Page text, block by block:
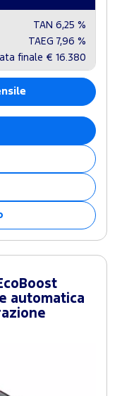
TAN 6,25 %
TAEG 7,96 %
finale € 16.380
automatica